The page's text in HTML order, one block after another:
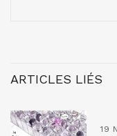
ARTICLES LIÉS
19